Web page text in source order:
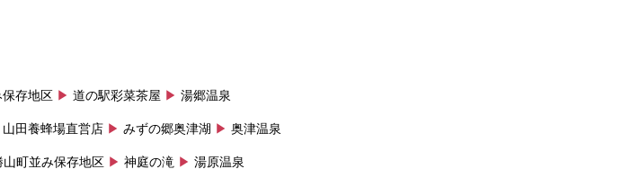
存地区 ▶ 道の駅彩菜茶屋 ▶ 湯郷温泉
山田養蜂場直営店 ▶ みずの郷奥津湖 ▶ 奥津温泉
山町並み保存地区 ▶ 神庭の滝 ▶ 湯原温泉